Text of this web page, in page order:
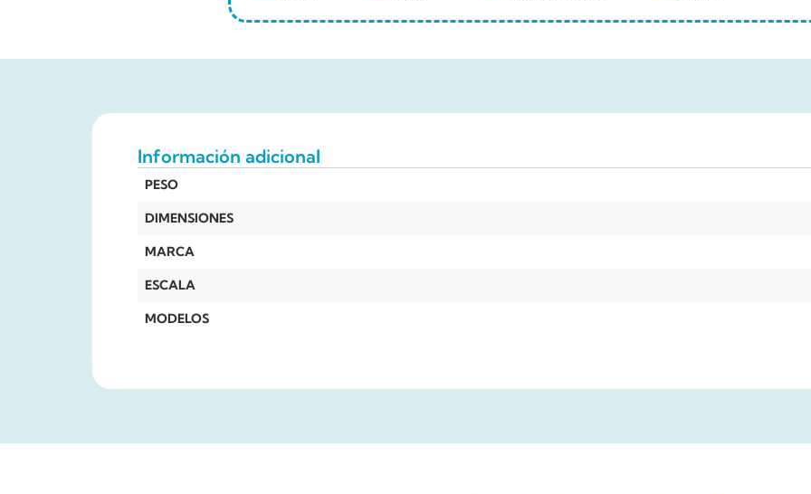
Información adicional
PESO
DIMENSIONES
MARCA
ESCALA
MODELOS